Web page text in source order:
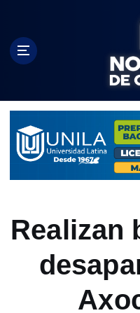
c
Realizan